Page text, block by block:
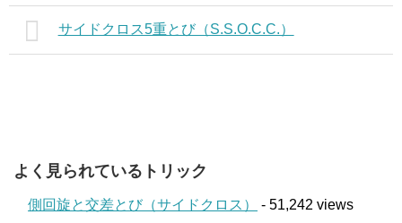
サイドクロス5重とび（S.S.O.C.C.）
よく見られているトリック
側回旋と交差とび（サイドクロス）
- 51,242 views